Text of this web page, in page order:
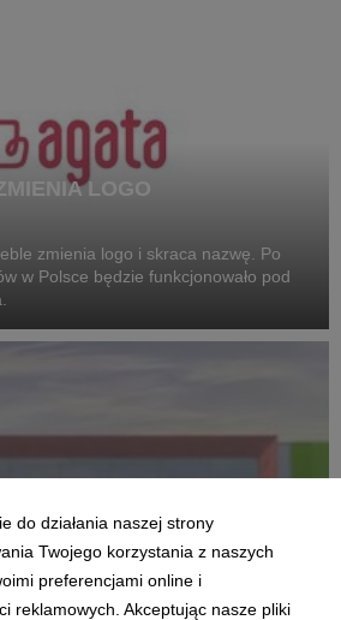
LOGO
zmienia logo i skraca nazwę. Po
w Polsce będzie funkcjonowało pod
do działania naszej strony
Twojego korzystania z naszych
preferencjami online i
reklamowych. Akceptując nasze pliki